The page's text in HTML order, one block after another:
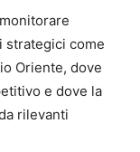
strategici come
Oriente, dove
e dove la
rilevanti